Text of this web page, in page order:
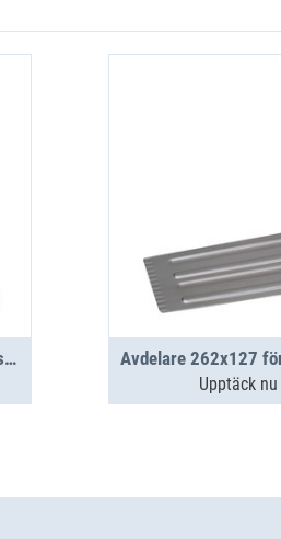
Avdelare 145x127 för metallväska WM 340/341
Upptäck nu